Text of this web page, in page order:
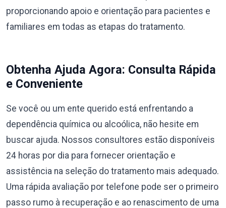
proporcionando apoio e orientação para pacientes e
familiares em todas as etapas do tratamento.
Obtenha Ajuda Agora: Consulta Rápida
e Conveniente
Se você ou um ente querido está enfrentando a
dependência química ou alcoólica, não hesite em
buscar ajuda. Nossos consultores estão disponíveis
24 horas por dia para fornecer orientação e
assistência na seleção do tratamento mais adequado.
Uma rápida avaliação por telefone pode ser o primeiro
passo rumo à recuperação e ao renascimento de uma